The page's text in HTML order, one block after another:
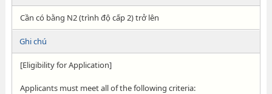
Cần có bằng N2 (trình độ cấp 2) trở lên
Ghi chú
[Eligibility for Application]
Applicants must meet all of the following criteria: